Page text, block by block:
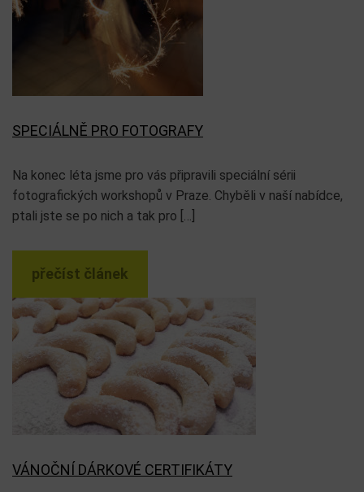
SPECIÁLNĚ PRO FOTOGRAFY
Na konec léta jsme pro vás připravili speciální sérii
fotografických workshopů v Praze. Chyběli v naší nabídce,
ptali jste se po nich a tak pro […]
přečíst článek
VÁNOČNÍ DÁRKOVÉ CERTIFIKÁTY